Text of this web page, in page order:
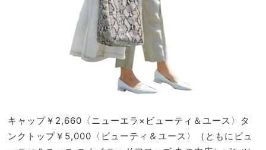
キャップ￥2,660〈ニューエラ×ビューティ＆ユース〉タ
ンクトップ￥5,000〈ビューティ＆ユース〉（ともにビュ